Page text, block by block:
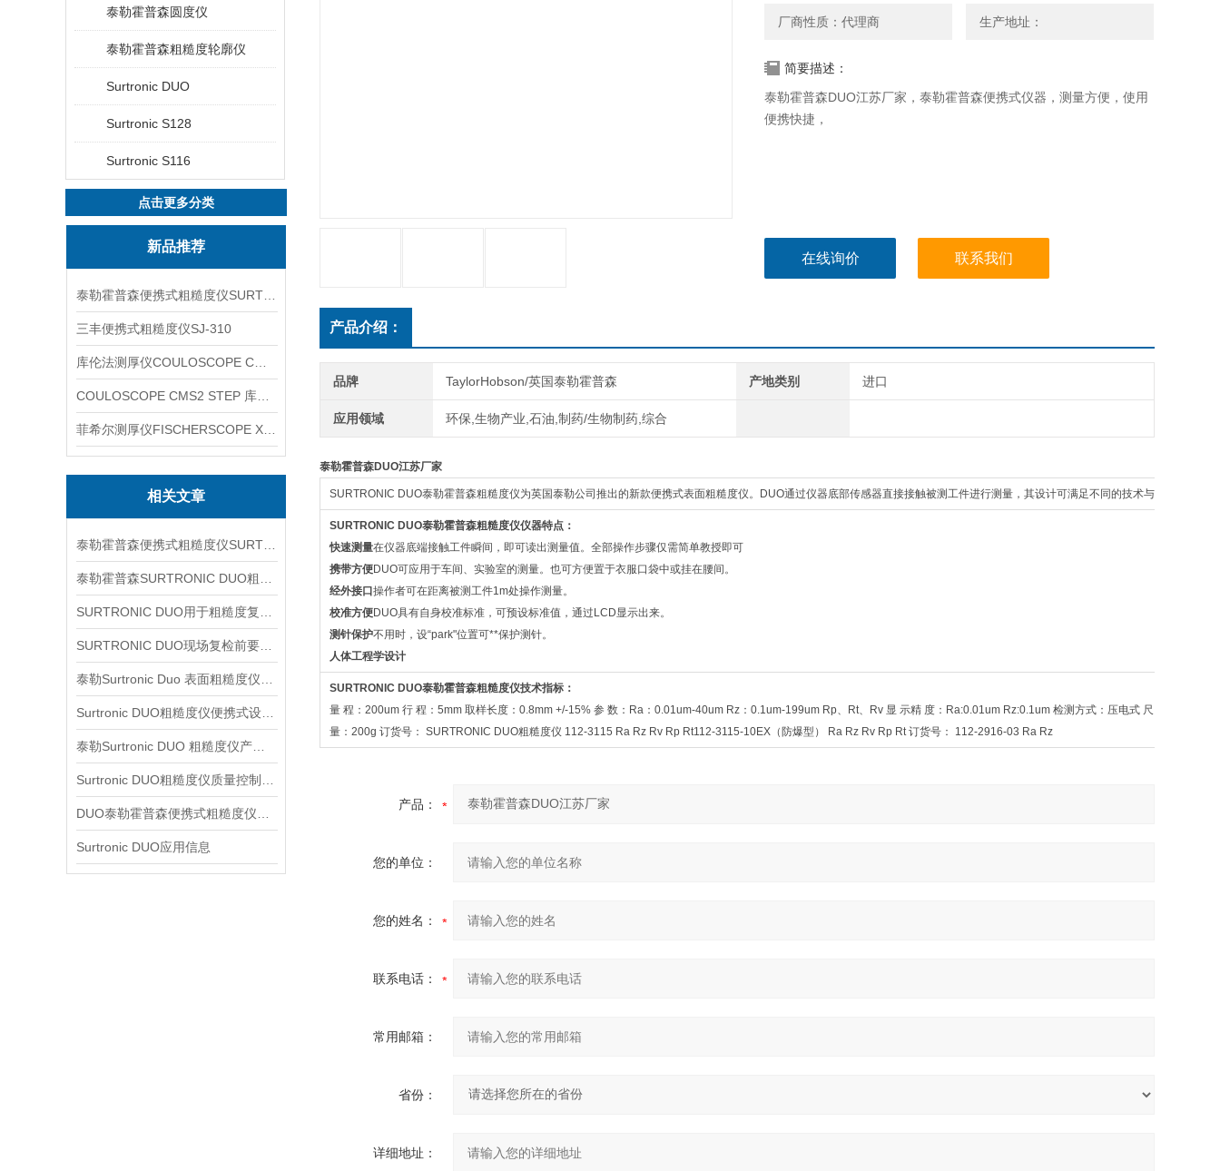
泰勒霍普森圆度仪
泰勒霍普森粗糙度轮廓仪
Surtronic DUO
Surtronic S128
Surtronic S116
点击更多分类
新品推荐
三丰便携式粗糙度仪SJ-310
相关文章
Surtronic DUO应用信息
厂商性质：代理商 生产地址：
简要描述：
泰勒霍普森DUO江苏厂家，泰勒霍普森便携式仪器，测量方便，使用
便携快捷，
在线询价 联系我们
产品介绍：
品牌 TaylorHobson/英国泰勒霍普森 产地类别 进口
应用领域 环保,生物产业,石油,制药/生物制药,综合
泰勒霍普森DUO江苏厂家
SURTRONIC DUO泰勒霍普森粗糙度仪为英国泰勒公司推出的新款便携式表面粗糙度仪。DUO通过仪器底部传感器直接接触被测工件进行测量，其设计可满足不同的技术与工作环境要
SURTRONIC DUO泰勒霍普森粗糙度仪仪器特点：
快速测量在仪器底端接触工件瞬间，即可读出测量值。全部操作步骤仅需简单教授即可
携带方便DUO可应用于车间、实验室的测量。也可方便置于衣服口袋中或挂在腰间。
经外接口 操作者可在距离被测工件1m处操作测量。
校准方便DUO具有自身校准标准，可预设标准值，通过LCD显示出来。
测针保护不用时，设“park"位置可**保护测针。
人体工程学设计
SURTRONIC DUO泰勒霍普森粗糙度仪技术指标：
量 程：200um 行 程：5mm 取样长度：0.8mm +/-15% 参 数：Ra：0.01um-40um Rz：0.1um-199um Rp、Rt、Rv 显 示精 度：Ra:0.01um Rz:0.1um 检测方式：压电式 尺 寸：
量：200g 订货号： SURTRONIC DUO粗糙度仪 112-3115 Ra Rz Rv Rp Rt112-3115-10EX（防爆型） Ra Rz Rv Rp Rt 订货号： 112-2916-03 Ra Rz
产品：
您的单位：
您的姓名：
联系电话：
常用邮箱：
省份：
详细地址：